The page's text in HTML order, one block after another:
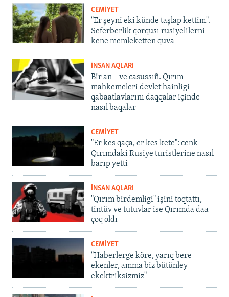
CEMİYET
"Er şeyni eki künde taşlap kettim".
Seferberlik qorqusı rusiyelilerni
kene memleketten quva
İNSAN AQLARI
Bir an – ve casussıñ. Qırım
mahkemeleri devlet hainligi
qabaatlavlarını daqqalar içinde
nasıl baqalar
CEMİYET
"Er kes qaça, er kes kete": cenk
Qırımdaki Rusiye turistlerine nasıl
barıp yetti
İNSAN AQLARI
"Qırım birdemligi" işini toqtattı,
tintüv ve tutuvlar ise Qırımda daa
çoq oldı
CEMİYET
"Haberlerge köre, yarıq bere
ekenler, amma biz bütünley
ekektriksizmiz"